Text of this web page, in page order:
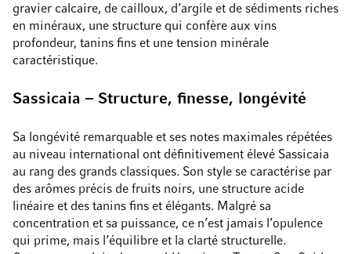
gravier calcaire, de cailloux, d’argile et de sédiments riches
en minéraux, une structure qui confère aux vins
profondeur, tanins fins et une tension minérale
caractéristique.
Sassicaia – Structure, finesse, longévité
Sa longévité remarquable et ses notes maximales répétées
au niveau international ont définitivement élevé Sassicaia
au rang des grands classiques. Son style se caractérise par
des arômes précis de fruits noirs, une structure acide
linéaire et des tanins fins et élégants. Malgré sa
concentration et sa puissance, ce n’est jamais l’opulence
qui prime, mais l’équilibre et la clarté structurelle.